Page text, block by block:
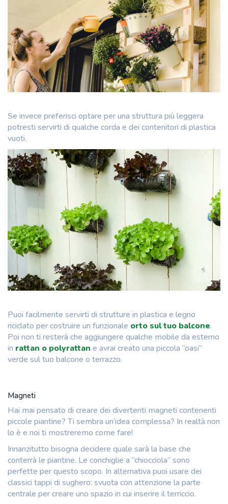
Se invece preferisci optare per una struttura più leggera
potresti servirti di qualche corda e dei contenitori di plastica
vuoti.
Puoi facilmente servirti di strutture in plastica e legno
riciclato per costruire un funzionale orto sul tuo balcone.
Poi non ti resterà che aggiungere qualche mobile da esterno
in rattan o polyrattan e avrai creato una piccola “oasi”
verde sul tuo balcone o terrazzo.
Magneti
Hai mai pensato di creare dei divertenti magneti contenenti
piccole piantine? Ti sembra un’idea complessa? In realtà non
lo è e noi ti mostreremo come fare!
Innanzitutto bisogna decidere quale sarà la base che
conterrà le piantine. Le conchiglie a “chiocciola” sono
perfette per questo scopo. In alternativa puoi usare dei
classici tappi di sughero: svuota con attenzione la parte
centrale per creare uno spazio in cui inserire il terriccio.